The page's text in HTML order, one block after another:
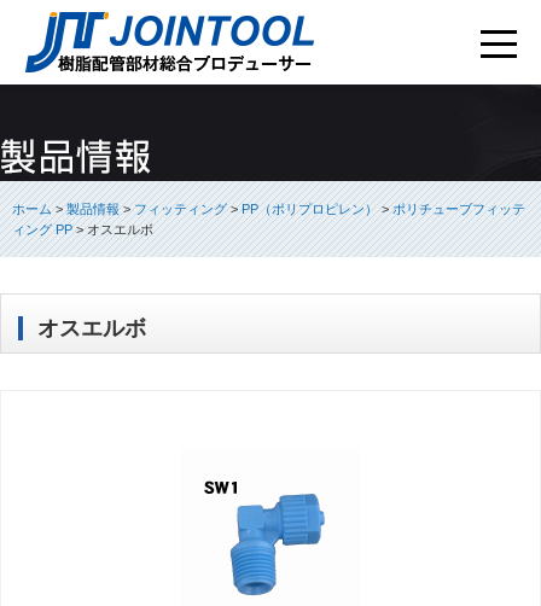
ホーム>製品情報>フィッティング>PP（ポリプロピレン）>ポリチューブフィッテ
ィング PP>オスエルボ
オスエルボ